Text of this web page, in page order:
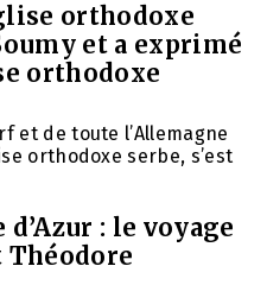
orthodoxe
et a exprimé
orthodoxe
et de toute l’Allemagne
orthodoxe serbe, s’est
: le voyage
Théodore